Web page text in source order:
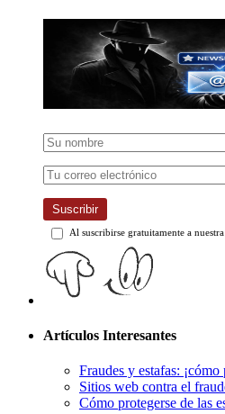
Suscribir
Al suscribirse gratuitamente a
Artículos Interesantes
Fraudes y estafas:
Sitios web contra el
Cómo protegerse de las